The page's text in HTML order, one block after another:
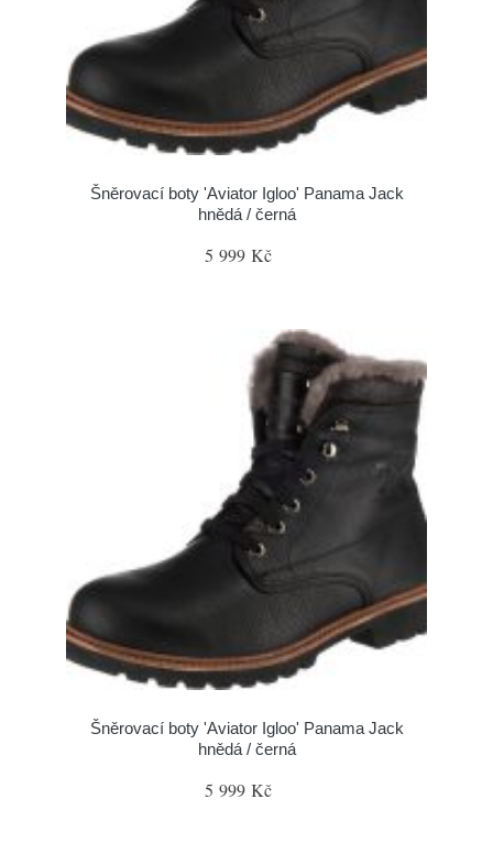
Šněrovací boty 'Aviator Igloo' Panama Jack
hnědá / černá
5 999 Kč
Šněrovací boty 'Aviator Igloo' Panama Jack
hnědá / černá
5 999 Kč